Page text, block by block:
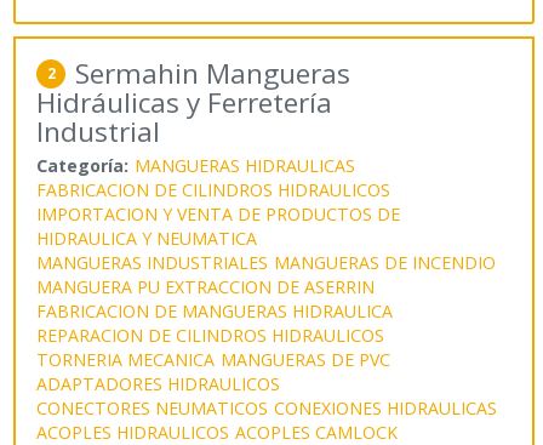
2 Sermahin Mangueras
Hidráulicas y Ferretería
Industrial
Categoría: MANGUERAS HIDRAULICAS
FABRICACION DE CILINDROS HIDRAULICOS
IMPORTACION Y VENTA DE PRODUCTOS DE
HIDRAULICA Y NEUMATICA
MANGUERAS INDUSTRIALES MANGUERAS DE INCENDIO
MANGUERA PU EXTRACCION DE ASERRIN
FABRICACION DE MANGUERAS HIDRAULICA
REPARACION DE CILINDROS HIDRAULICOS
TORNERIA MECANICA MANGUERAS DE PVC
ADAPTADORES HIDRAULICOS
CONECTORES NEUMATICOS CONEXIONES HIDRAULICAS
ACOPLES HIDRAULICOS ACOPLES CAMLOCK